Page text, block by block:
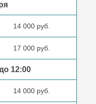
14 000 руб.
17 000 руб.
12:00
14 000 руб.